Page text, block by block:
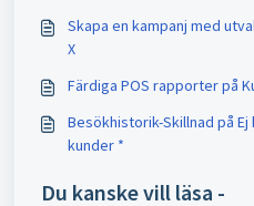
Skapa en kampanj med
X
Färdiga POS rapporter på
Besökhistorik-Skillnad på
kunder *
Du kanske vill läsa -